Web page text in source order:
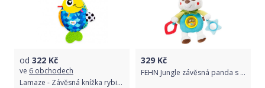
od 322 Kč
ve 6 obchodech
Lamaze - Závěsná knížka rybička
329 Kč
FEHN Jungle závěsná panda s klipem